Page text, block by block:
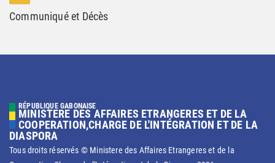
Communiqué et Décès
RÉPUBLIQUE GABONAISE
MINISTERE DES AFFAIRES ETRANGERES ET DE LA
COOPERATION,CHARGE DE L'INTÉGRATION ET DE LA
DIASPORA
Tous droits réservés © Ministere des Affaires Etrangeres et de la